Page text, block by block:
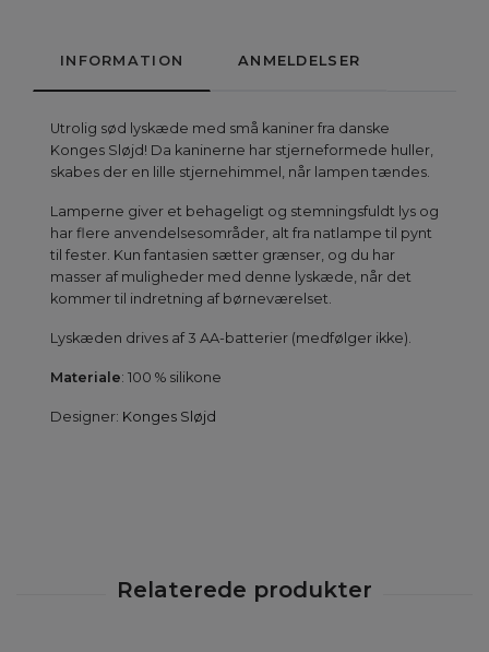
INFORMATION ANMELDELSER
Utrolig sød lyskæde med små kaniner fra danske
Konges Sløjd! Da kaninerne har stjerneformede huller,
skabes der en lille stjernehimmel, når lampen tændes.
Lamperne giver et behageligt og stemningsfuldt lys og
har flere anvendelsesområder, alt fra natlampe til pynt
til fester. Kun fantasien sætter grænser, og du har
masser af muligheder med denne lyskæde, når det
kommer til indretning af børneværelset.
Lyskæden drives af 3 AA-batterier (medfølger ikke).
Materiale: 100 % silikone
Designer: Konges Sløjd